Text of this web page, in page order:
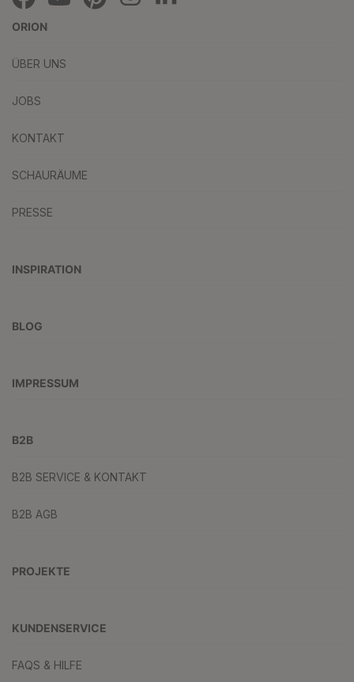
ORION
ÜBER UNS
JOBS
KONTAKT
SCHAURÄUME
PRESSE
INSPIRATION
BLOG
IMPRESSUM
B2B
B2B SERVICE & KONTAKT
B2B AGB
PROJEKTE
KUNDENSERVICE
FAQS & HILFE